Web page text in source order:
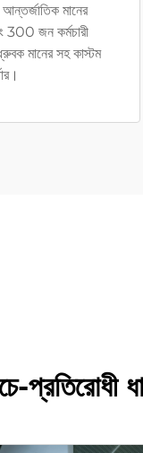
আন্তর্জাতিক মানের
300 জন কর্মচারী
মানের সহ কাস্টম
প্রতিরোধী